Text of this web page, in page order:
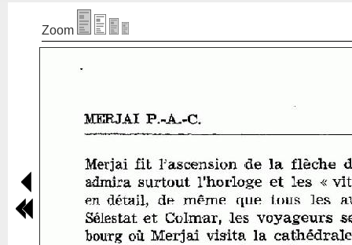
Zoom